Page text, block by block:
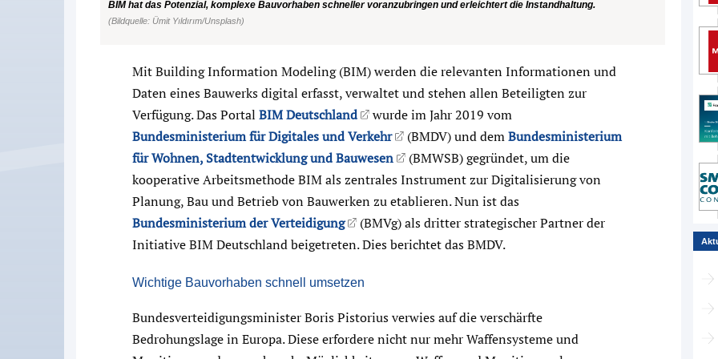
BIM hat das Potenzial, komplexe Bauvorhaben schneller voranzubringen und erleichtert die Instandhaltung.
(Bildquelle: Ümit Yıldırım/Unsplash)
Mit Building Information Modeling (BIM) werden die relevanten Informationen und
Daten eines Bauwerks digital erfasst, verwaltet und stehen allen Beteiligten zur
Verfügung. Das Portal BIM Deutschland
wurde im Jahr 2019 vom
Bundesministerium für Digitales und Verkehr
(BMDV) und demBundesministerium
für Wohnen, Stadtentwicklung und Bauwesen
(BMWSB) gegründet, um die
kooperative Arbeitsmethode BIM als zentrales Instrument zur Digitalisierung von
Planung, Bau und Betrieb von Bauwerken zu etablieren. Nun ist das
Bundesministerium der Verteidigung
(BMVg) als dritter strategischer Partner der
Initiative BIM Deutschland beigetreten. Dies berichtet das BMDV.
Wichtige Bauvorhaben schnell umsetzen
Bundesverteidigungsminister Boris Pistorius verwies auf die verschärfte
Bedrohungslage in Europa. Diese erfordere nicht nur mehr Waffensysteme und